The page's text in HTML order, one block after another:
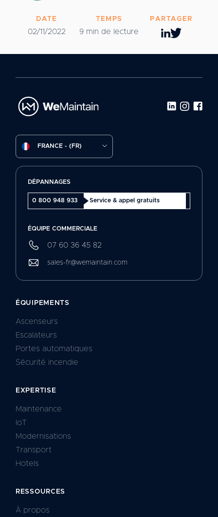
DATE
02/11/2022
TEMPS
9 min de lecture
PARTAGER
FRANCE - (FR)
DÉPANNAGES
0 800 948 933 Service & appel gratuits
ÉQUIPE COMMERCIALE
07 60 36 45 82
sales-fr@wemaintain.com
ÉQUIPEMENTS
Ascenseurs
Escalateurs
Portes automatiques
Sécurité incendie
EXPERTISE
Maintenance
IoT
Modernisations
Transport
Hotels
RESSOURCES
À propos